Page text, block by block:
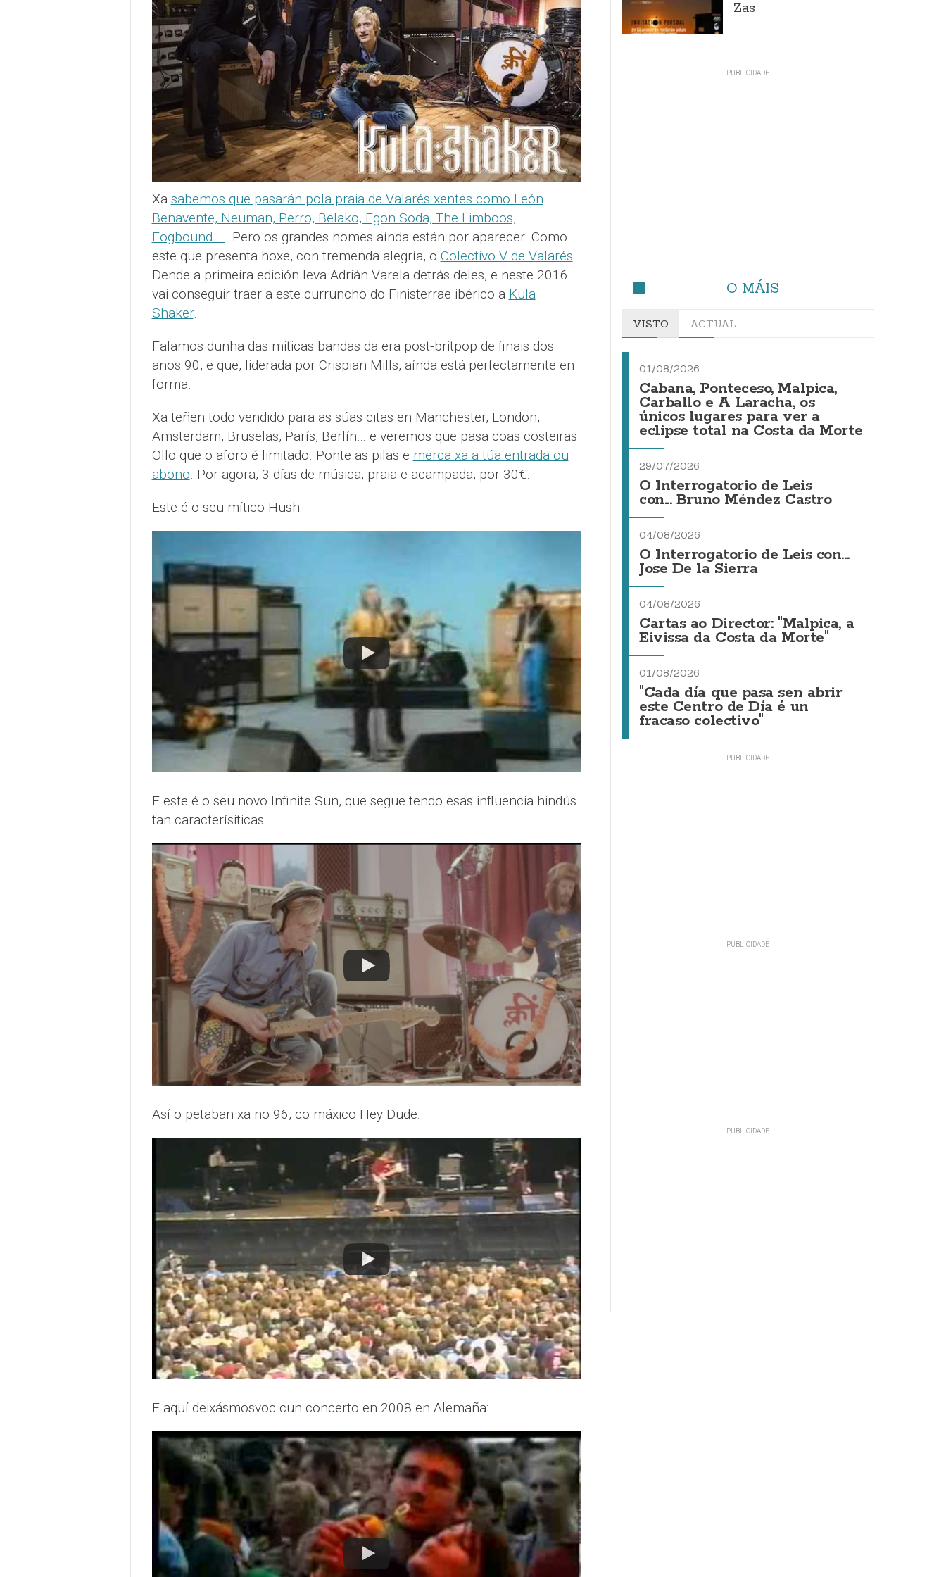
Xa sabemos que pasarán pola praia de Valarés xentes como León
Benavente, Neuman, Perro, Belako, Egon Soda, The Limboos,
Fogbound….. Pero os grandes nomes aínda están por aparecer. Como
este que presenta hoxe, con tremenda alegría, o Colectivo V de Valarés.
Dende a primeira edición leva Adrián Varela detrás deles, e neste 2016
vai conseguir traer a este curruncho do Finisterrae ibérico a Kula
Shaker.
Falamos dunha das miticas bandas da era post-britpop de finais dos
anos 90, e que, liderada por Crispian Mills, aínda está perfectamente en
forma.
Xa teñen todo vendido para as súas citas en Manchester, London,
Amsterdam, Bruselas, París, Berlín… e veremos que pasa coas costeiras.
Ollo que o aforo é limitado. Ponte as pilas e merca xa a túa entrada ou
abono. Por agora, 3 días de música, praia e acampada, por 30€.
Este é o seu mítico Hush:
E este é o seu novo Infinite Sun, que segue tendo esas influencia hindús
tan caracterísiticas:
Así o petaban xa no 96, co máxico Hey Dude:
E aquí deixásmosvoc cun concerto en 2008 en Alemaña:
Zas
O MÁIS
VISTO ACTUAL
01/08/2026
Cabana, Ponteceso, Malpica,
Carballo e A Laracha, os
únicos lugares para ver a
eclipse total na Costa da Morte
29/07/2026
O Interrogatorio de Leis
con... Bruno Méndez Castro
04/08/2026
O Interrogatorio de Leis con...
Jose De la Sierra
04/08/2026
Cartas ao Director: "Malpica, a
Eivissa da Costa da Morte"
01/08/2026
"Cada día que pasa sen abrir
este Centro de Día é un
fracaso colectivo"